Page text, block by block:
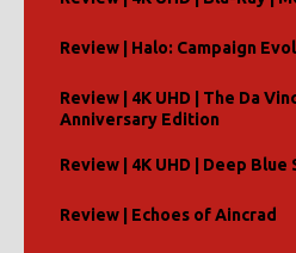
Review | Halo: Campaign
Review | 4K UHD | The Da
Anniversary Edition
Review | 4K UHD | Deep Blue
Review | Echoes of Aincrad